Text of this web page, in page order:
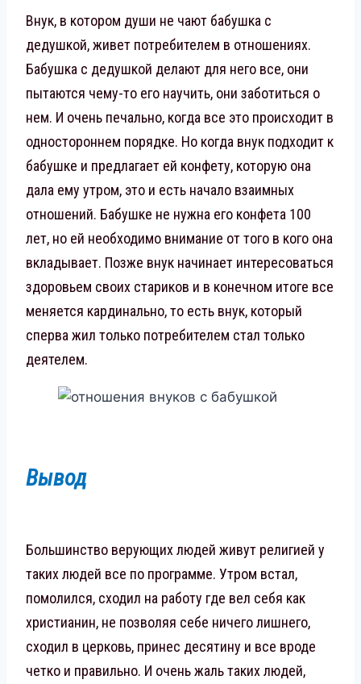
Внук, в котором души не чают бабушка с
дедушкой, живет потребителем в отношениях.
Бабушка с дедушкой делают для него все, они
пытаются чему-то его научить, они заботиться о
нем. И очень печально, когда все это происходит в
одностороннем порядке. Но когда внук подходит к
бабушке и предлагает ей конфету, которую она
дала ему утром, это и есть начало взаимных
отношений. Бабушке не нужна его конфета 100
лет, но ей необходимо внимание от того в кого она
вкладывает. Позже внук начинает интересоваться
здоровьем своих стариков и в конечном итоге все
меняется кардинально, то есть внук, который
сперва жил только потребителем стал только
деятелем.
Вывод
Большинство верующих людей живут религией у
таких людей все по программе. Утром встал,
помолился, сходил на работу где вел себя как
христианин, не позволяя себе ничего лишнего,
сходил в церковь, принес десятину и все вроде
четко и правильно. И очень жаль таких людей,